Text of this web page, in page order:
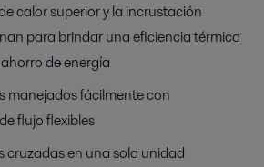
calor superior y la incrustación
para brindar una eficiencia térmica
de energía
manejados fácilmente con
flujo flexibles
cruzadas en una sola unidad